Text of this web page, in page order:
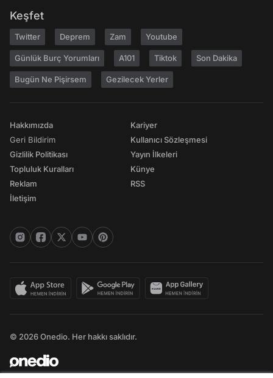
Keşfet
Twitter Deprem Zam Youtube
Günlük Burç Yorumları A101 Tiktok Son Dakika
Bugün Ne Pişirsem Gezilecek Yerler
Hakkımızda
Geri Bildirim
Gizlilik Politikası
Topluluk Kuralları
Reklam
İletişim
Kariyer
Kullanıcı Sözleşmesi
Yayın İlkeleri
Künye
RSS
© 2026 Onedio. Her hakkı saklıdır.